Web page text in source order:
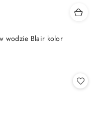
wodzie Blair kolor